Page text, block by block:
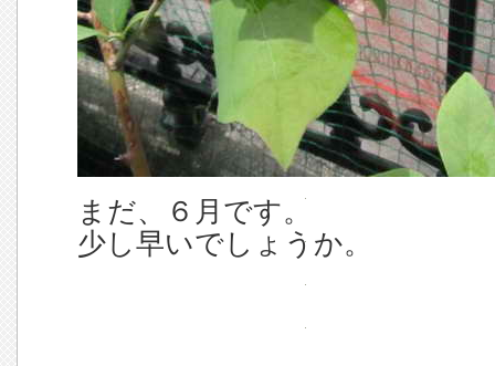
まだ、６月です。
少し早いでしょうか。